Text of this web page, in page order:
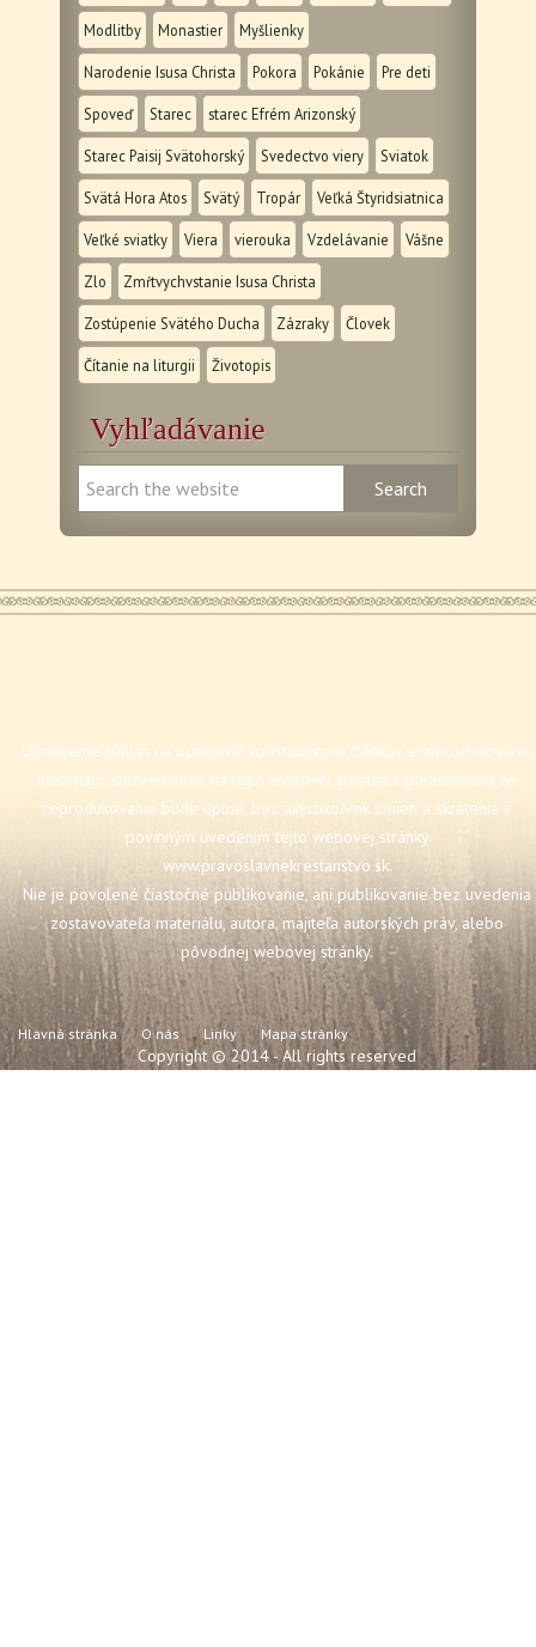
Modlitby Monastier Myšlienky
Narodenie Isusa Christa Pokora Pokánie Pre deti
Spoveď Starec starec Efrém Arizonský
Starec Paisij Svätohorský Svedectvo viery Sviatok
Svätá Hora Atos Svätý Tropár Veľká Štyridsiatnica
Veľké sviatky Viera vierouka Vzdelávanie Vášne
Zlo Zmŕtvychvstanie Isusa Christa
Zostúpenie Svätého Ducha Zázraky Človek
Čítanie na liturgii Životopis
Vyhľadávanie
Udeľujeme súhlas na opätovné sprístupnenie článkov a reprodukovanie
materiálu, ktorý existuje na tejto webovej stránke s podmienkou, že
reprodukovanie bude úplné, bez akýchkoľvek zmien a skrátenia s
povinným uvedením tejto webovej stránky
www.pravoslavnekrestanstvo.sk.
Nie je povolené čiastočné publikovanie, ani publikovanie bez uvedenia
zostavovateľa materiálu, autora, majiteľa autorských práv, alebo
pôvodnej webovej stránky.
Hlavná stránka O nás Linky Mapa stránky
Copyright © 2014 - All rights reserved